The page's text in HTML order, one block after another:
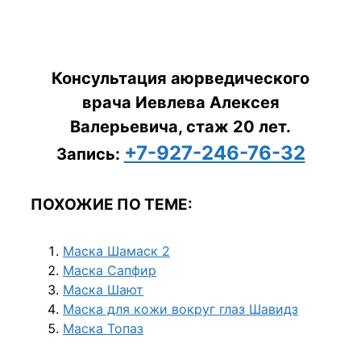
Консультация аюрведического
врача Иевлева Алексея
Валерьевича, стаж 20 лет.
Запись: +7-927-246-76-32
ПОХОЖИЕ ПО ТЕМЕ:
Маска Шамаск 2
Маска Сапфир
Маска Шают
Маска для кожи вокруг глаз Шавидз
Маска Топаз